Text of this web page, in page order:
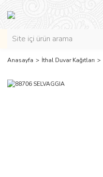
Anasayfa İthal Duvar Kağıtları